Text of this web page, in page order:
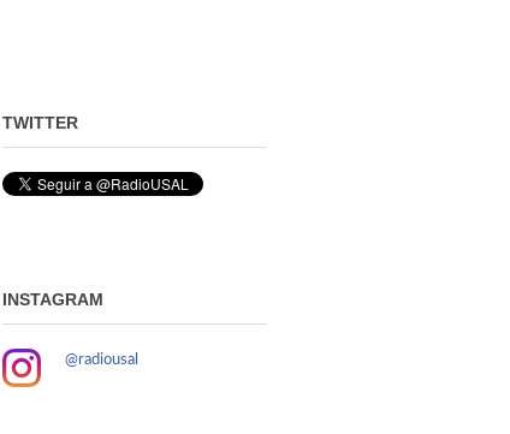
TWITTER
INSTAGRAM
@radiousal